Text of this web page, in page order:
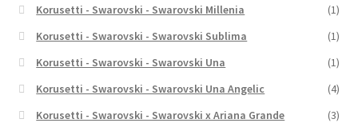
Korusetti - Swarovski - Swarovski Millenia
(1)
Korusetti - Swarovski - Swarovski Sublima
(1)
Korusetti - Swarovski - Swarovski Una
(1)
Korusetti - Swarovski - Swarovski Una Angelic
(4)
Korusetti - Swarovski - Swarovski x Ariana Grande
(3)